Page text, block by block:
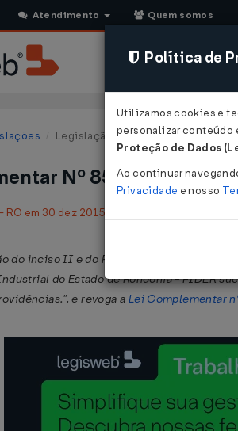
Atendimento Quem somos
Legislação Estadual - Rondônia
Nº 856 DE 30/12/
RO em 30 dez 2015
do inciso II e do Parágrafo único, do artigo
do Estado de Rondônia - FIDER
e revoga a Lei Complementar
Política de
Utilizamos cookies e
personalizar conteúdo
Proteção de Dados
Ao continuar
Privacidade e nosso